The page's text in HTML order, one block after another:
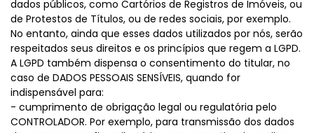
dados públicos, como Cartórios de Registros de Imóveis, ou
de Protestos de Títulos, ou de redes sociais, por exemplo.
No entanto, ainda que esses dados utilizados por nós, serão
respeitados seus direitos e os princípios que regem a LGPD.
A LGPD também dispensa o consentimento do titular, no
caso de DADOS PESSOAIS SENSÍVEIS, quando for
indispensável para:
- cumprimento de obrigação legal ou regulatória pelo
CONTROLADOR. Por exemplo, para transmissão dos dados